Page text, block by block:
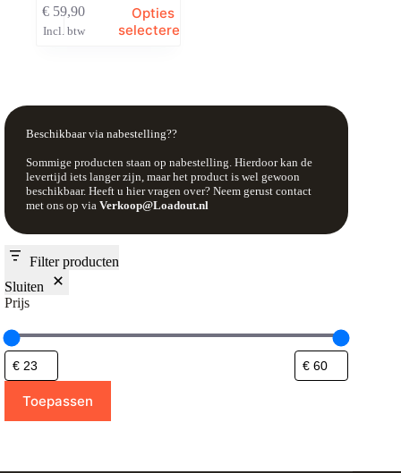
€ 59,90
Incl. btw
Opties
selecteren
product
heeft
optie
gekozen
op
de
productpagina
Beschikbaar via nabestelling??
Sommige producten staan op nabestelling. Hierdoor kan de
levertijd iets langer zijn, maar het product is wel gewoon
beschikbaar. Heeft u hier vragen over? Neem gerust contact
met ons op via Verkoop@Loadout.nl
Filter producten
Sluiten
Prijs
Toepassen